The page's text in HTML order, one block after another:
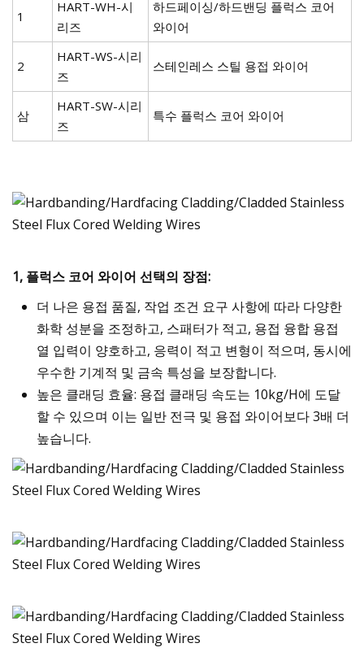
1
HART-WH-시
리즈
하드페이싱/하드밴딩 플럭스 코어
와이어
2
HART-WS-시리
즈
스테인레스 스틸 용접 와이어
삼
HART-SW-시리
즈
특수 플럭스 코어 와이어
1, 플럭스 코어 와이어 선택의 장점:
더 나은 용접 품질, 작업 조건 요구 사항에 따라 다양한
화학 성분을 조정하고, 스패터가 적고, 용접 융합 용접
열 입력이 양호하고, 응력이 적고 변형이 적으며, 동시에
우수한 기계적 및 금속 특성을 보장합니다.
높은 클래딩 효율: 용접 클래딩 속도는 10kg/H에 도달
할 수 있으며 이는 일반 전극 및 용접 와이어보다 3배 더
높습니다.